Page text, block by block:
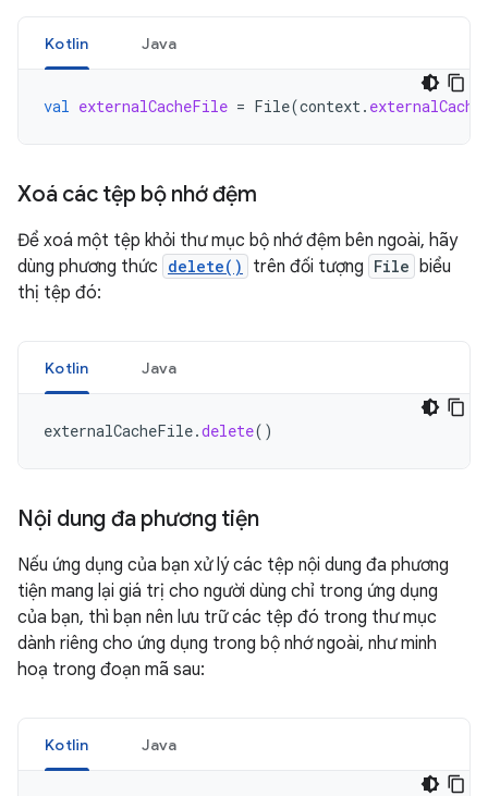
Kotlin Java
val externalCacheFile = File(context.
Xoá các tệp bộ nhớ đệm
Để xoá một tệp khỏi thư mục bộ nhớ đệm bên ngoài, hãy
dùng phương thức delete() trên đối tượng File biểu
thị tệp đó:
Kotlin Java
externalCacheFile.delete()
Nội dung đa phương tiện
Nếu ứng dụng của bạn xử lý các tệp nội dung đa phương
tiện mang lại giá trị cho người dùng chỉ trong ứng dụng
của bạn, thì bạn nên lưu trữ các tệp đó trong thư mục
dành riêng cho ứng dụng trong bộ nhớ ngoài, như minh
hoạ trong đoạn mã sau:
Kotlin Java